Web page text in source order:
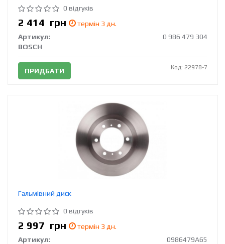
0 відгуків
2 414 грн
термін 3 дн.
Артикул:
0 986 479 304
BOSCH
ПРИДБАТИ Код: 22978-7
Гальмівний диск
0 відгуків
2 997 грн
термін 3 дн.
Артикул:
0986479A65